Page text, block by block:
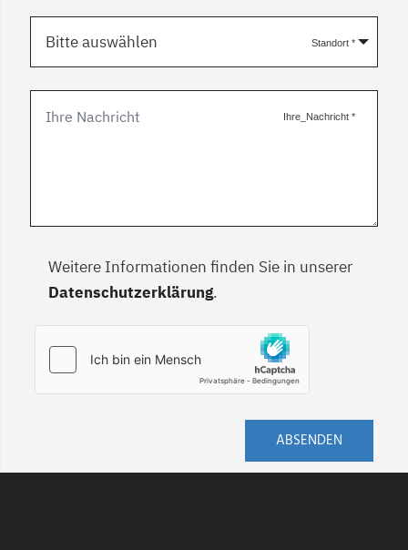
Standort *
Bitte auswählen
Ihre_Nachricht *
Weitere Informationen finden Sie in unserer
Datenschutzerklärung.
ABSENDEN